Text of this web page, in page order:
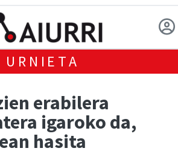
URNIETA
erabilera
igaroko da,
hasita